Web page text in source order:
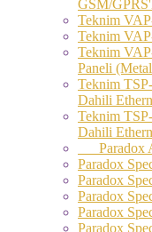
GSM/
Teknim
Teknim
Teknim
Paneli
Teknim
Dahili
Teknim
Dahili
Paradox
Paradox
Paradox
Paradox
Paradox
Paradox